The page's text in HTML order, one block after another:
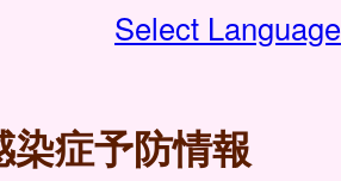
Select Language
症予防情報